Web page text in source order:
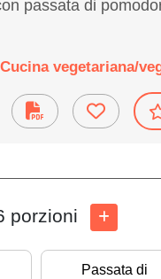
passata di
Cucina vegetariana/
porzioni
Passata di